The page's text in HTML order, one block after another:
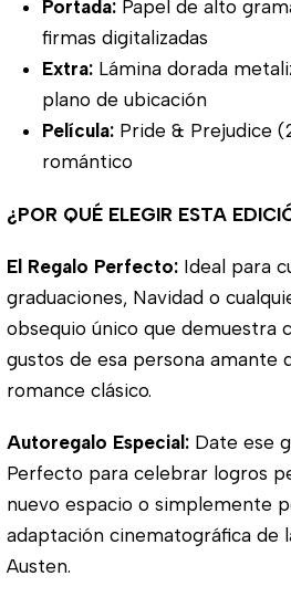
Portada: Papel de alto
firmas digitalizadas
Extra: Lámina dorada
plano de ubicación
Película: Pride & Prejudice
romántico
¿POR QUÉ ELEGIR ESTA
El Regalo Perfecto: Ideal para
graduaciones, Navidad o
obsequio único que demuestra
gustos de esa persona amante
romance clásico.
Autoregalo Especial: Date ese
Perfecto para celebrar logros
nuevo espacio o simplemente
adaptación cinematográfica de
Austen.